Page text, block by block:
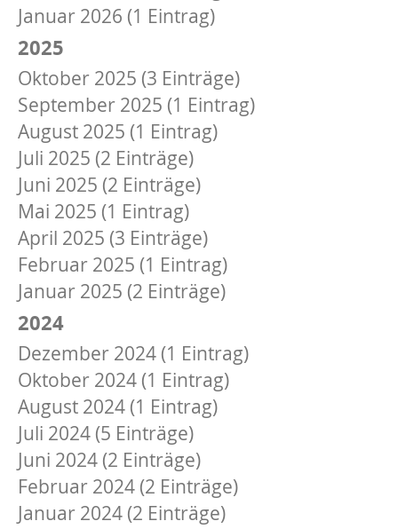
Januar 2026 (1 Eintrag)
2025
Oktober 2025 (3 Einträge)
September 2025 (1 Eintrag)
August 2025 (1 Eintrag)
Juli 2025 (2 Einträge)
Juni 2025 (2 Einträge)
Mai 2025 (1 Eintrag)
April 2025 (3 Einträge)
Februar 2025 (1 Eintrag)
Januar 2025 (2 Einträge)
2024
Dezember 2024 (1 Eintrag)
Oktober 2024 (1 Eintrag)
August 2024 (1 Eintrag)
Juli 2024 (5 Einträge)
Juni 2024 (2 Einträge)
Februar 2024 (2 Einträge)
Januar 2024 (2 Einträge)